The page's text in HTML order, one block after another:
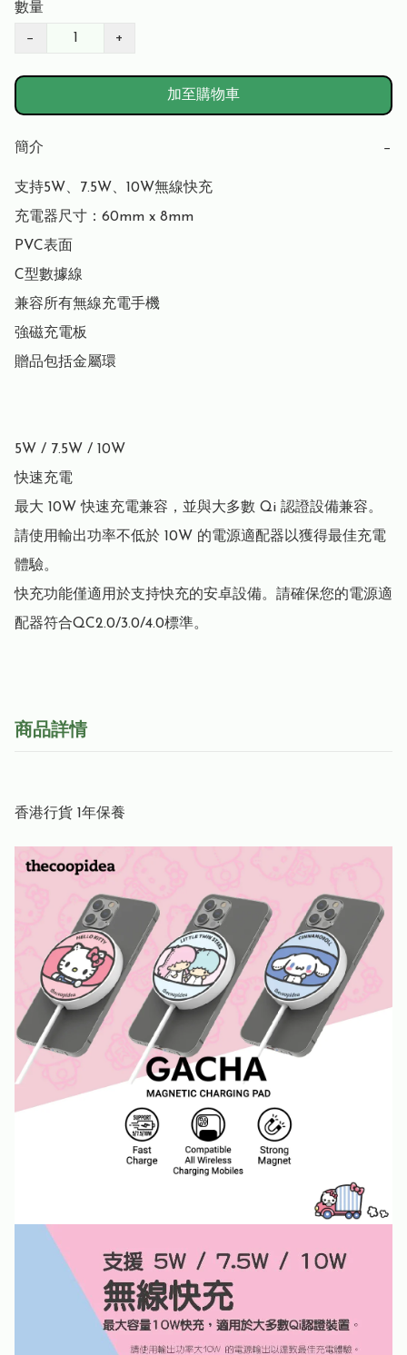
數量
− +
加至購物車
簡介 −
支持5W、7.5W、10W無線快充
充電器尺寸：60mm x 8mm
PVC表面
C型數據線
兼容所有無線充電手機
強磁充電板
贈品包括金屬環
5W / 7.5W / 10W
快速充電
最大 10W 快速充電兼容，並與大多數 Qi 認證設備兼容。
請使用輸出功率不低於 10W 的電源適配器以獲得最佳充電
體驗。
快充功能僅適用於支持快充的安卓設備。請確保您的電源適
配器符合QC2.0/3.0/4.0標準。
商品詳情
香港行貨 1年保養